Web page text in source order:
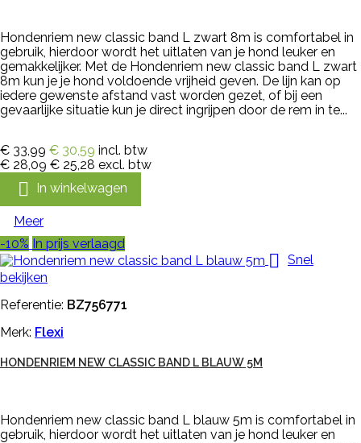
Hondenriem new classic band L zwart 8m is comfortabel in
gebruik, hierdoor wordt het uitlaten van je hond leuker en
gemakkelijker. Met de Hondenriem new classic band L zwart
8m kun je je hond voldoende vrijheid geven. De lijn kan op
iedere gewenste afstand vast worden gezet, of bij een
gevaarlijke situatie kun je direct ingrijpen door de rem in te...
€ 33,99 € 30,59 incl. btw
€ 28,09 € 25,28 excl. btw
 In winkelwagen
Meer
-10% In prijs verlaagd
 Snel
bekijken
Referentie: BZ756771
Merk: Flexi
HONDENRIEM NEW CLASSIC BAND L BLAUW 5M
Hondenriem new classic band L blauw 5m is comfortabel in
gebruik, hierdoor wordt het uitlaten van je hond leuker en